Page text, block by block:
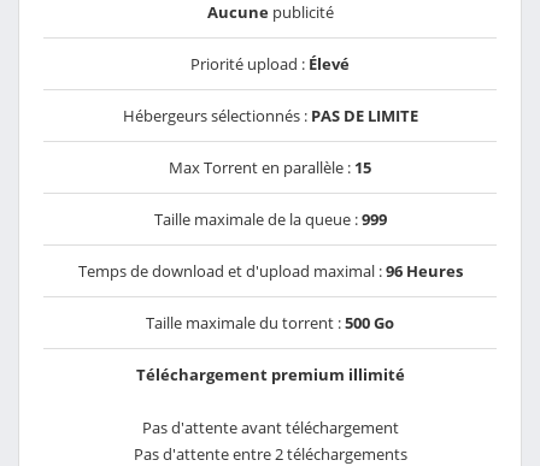
Aucunepublicité
Priorité upload : Élevé
Hébergeurs sélectionnés : PAS DE LIMITE
Max Torrent en parallèle : 15
Taille maximale de la queue :999
Temps de download et d'upload maximal :96 Heures
Taille maximale du torrent :500 Go
Téléchargement premium illimité
Pas d'attente avant téléchargement
Pas d'attente entre 2 téléchargements